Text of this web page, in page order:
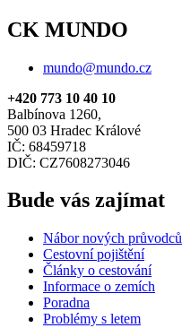
CK MUNDO
mundo@mundo.cz
+420 773 10 40 10
Balbínova 1260,
500 03 Hradec Králové
IČ: 68459718
DIČ: CZ7608273046
Bude vás zajímat
Nábor nových průvodců
Cestovní pojištění
Články o cestování
Informace o zemích
Poradna
Problémy s letem